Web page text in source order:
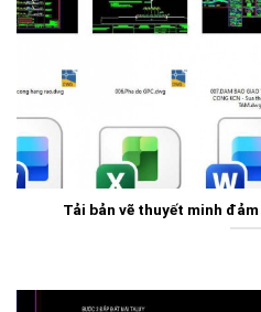
Tải bản vẽ thuyết minh